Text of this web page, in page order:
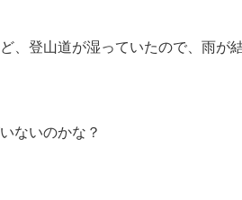
、登山道が湿っていたので、雨が
ないのかな？